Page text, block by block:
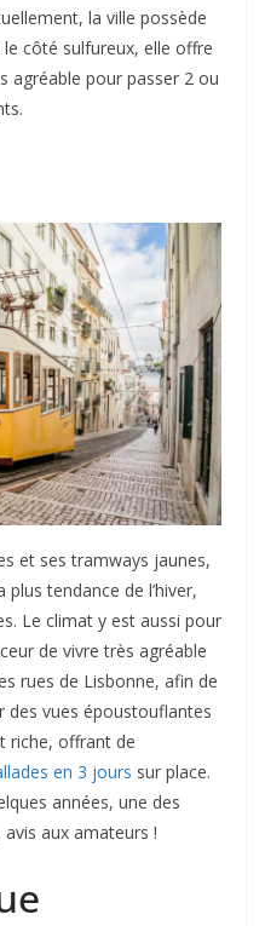
la ville possède
côté sulfureux, elle offre
agréable pour passer 2 ou
et ses tramways jaunes,
tendance de l’hiver,
Le climat y est aussi pour
de vivre très agréable
rues de Lisbonne, afin de
vues époustouflantes
riche, offrant de
en 3 jours sur place.
années, une des
aux amateurs !